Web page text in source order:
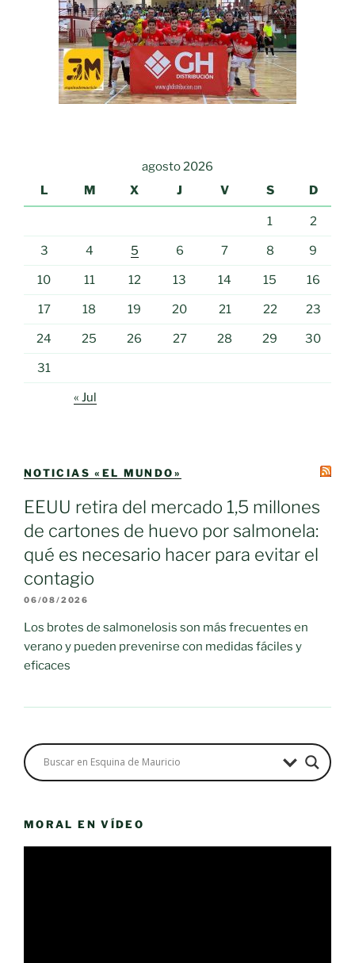
agosto 2026
L
M X J V S D
1 2
3 4 5 6 7 8 9
10 11 12 13 14 15 16
17 18 19 20 21 22 23
24 25 26 27 28 29 30
31
« Jul
NOTICIAS «EL MUNDO»
EEUU retira del mercado 1,5 millones
de cartones de huevo por salmonela:
qué es necesario hacer para evitar el
contagio
06/08/2026
Los brotes de salmonelosis son más frecuentes en
verano y pueden prevenirse con medidas fáciles y
eficaces
MORAL EN VÍDEO